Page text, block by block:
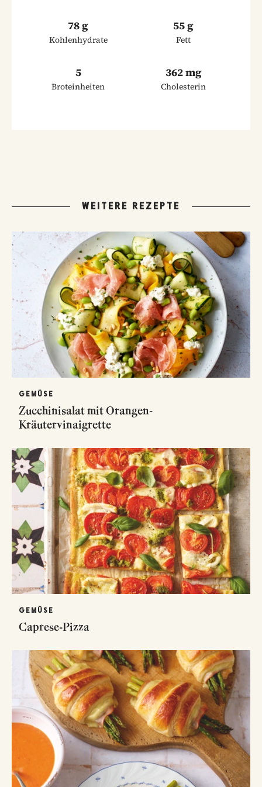
78 g
Kohlenhydrate
55 g
Fett
5
Broteinheiten
362 mg
Cholesterin
WEITERE REZEPTE
GEMÜSE
Zucchinisalat mit Orangen-
Kräutervinaigrette
GEMÜSE
Caprese-Pizza